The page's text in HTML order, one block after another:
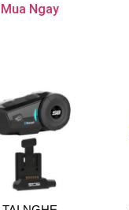
Mua Ngay